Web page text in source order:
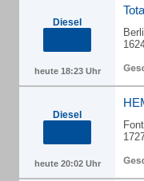
Diesel
heute 18:23 Uhr
Diesel
heute 20:02 Uhr